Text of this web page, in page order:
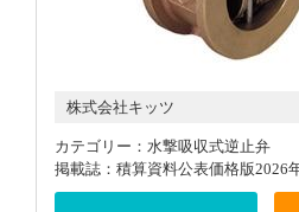
株式会社キッツ
カテゴリー：水撃吸収式逆止弁
掲載誌：積算資料公表価格版2026